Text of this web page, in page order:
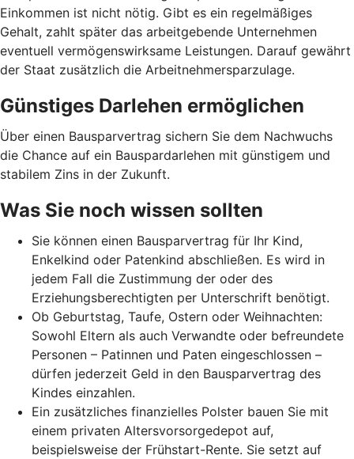
Einkommen ist nicht nötig. Gibt es ein regelmäßiges
Gehalt, zahlt später das arbeitgebende Unternehmen
eventuell vermögenswirksame Leistungen. Darauf gewährt
der Staat zusätzlich die Arbeitnehmer­spar­zulage.
Günstiges Darlehen ermöglichen
Über einen Bausparvertrag sichern Sie dem Nachwuchs
die Chance auf ein Bauspardarlehen mit günstigem und
stabilem Zins in der Zukunft.
Was Sie noch wissen sollten
Sie können einen Bausparvertrag für Ihr Kind,
Enkelkind oder Patenkind abschließen. Es wird in
jedem Fall die Zustimmung der oder des
Erziehungsberechtigten per Unterschrift benötigt.
Ob Geburtstag, Taufe, Ostern oder Weihnachten:
Sowohl Eltern als auch Verwandte oder befreundete
Personen – Patinnen und Paten eingeschlossen –
dürfen jederzeit Geld in den Bausparvertrag des
Kindes einzahlen.
Ein zusätzliches finanzielles Polster bauen Sie mit
einem privaten Altersvorsorgedepot auf,
beispielsweise der Frühstart-Rente. Sie setzt auf